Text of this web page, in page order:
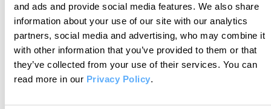
and ads and provide social media features. We also share
information about your use of our site with our analytics
partners, social media and advertising, who may combine it
with other information that you’ve provided to them or that
they’ve collected from your use of their services. You can
read more in our Privacy Policy.
Wenn du dagegen ein Tätigkeitsprotokoll für jeden
zur Hand hast, kannst du deine Projektstunden
angeben. Deine Projektleitung kann dann genaue
Auslastungsquoten berechnen und die Aufgaben
gleichmäßig verteilen.